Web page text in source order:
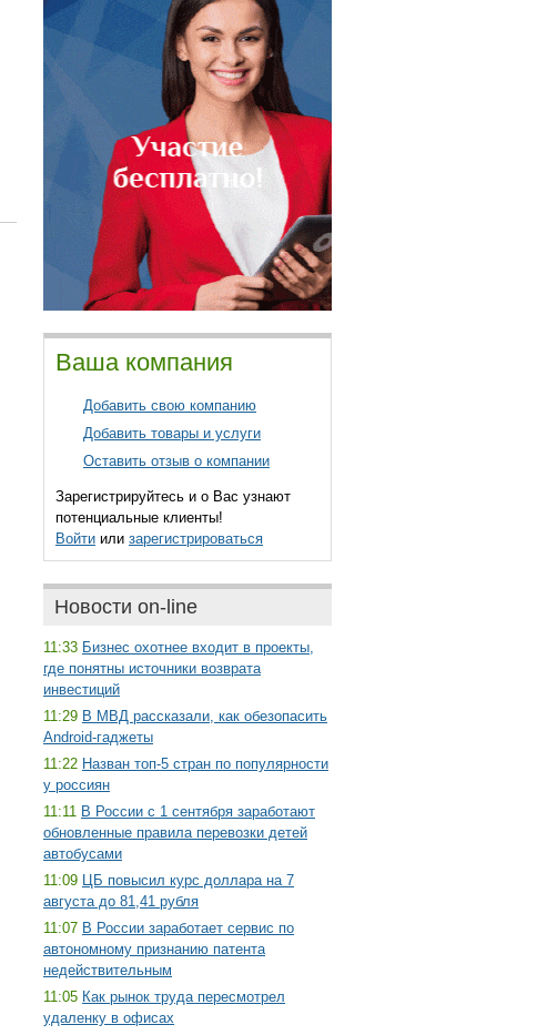
Ваша компания
Добавить свою компанию
Добавить товары и услуги
Оставить отзыв о компании
Зарегистрируйтесь и о Вас узнают
потенциальные клиенты!
Войти или зарегистрироваться
Новости on-line
11:33 Бизнес охотнее входит в проекты,
где понятны источники возврата
инвестиций
11:29 В МВД рассказали, как обезопасить
Android-гаджеты
11:22 Назван топ-5 стран по популярности
у россиян
11:11 В России с 1 сентября заработают
обновленные правила перевозки детей
автобусами
11:09 ЦБ повысил курс доллара на 7
августа до 81,41 рубля
11:07 В России заработает сервис по
автономному признанию патента
недействительным
11:05 Как рынок труда пересмотрел
удаленку в офисах